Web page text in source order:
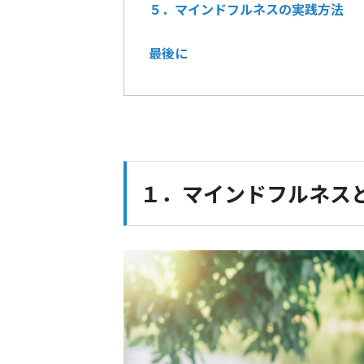
５．マインドフルネスの実践方法
最後に
１．マインドフルネス